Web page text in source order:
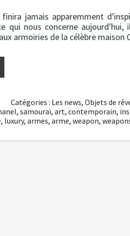
finira jamais apparemment
qui nous concerne
armoiries de la célèbre maison
Catégories : Les news,Objets de
, samouraï, art, contemporain,
, luxury, armes, arme, weapon,